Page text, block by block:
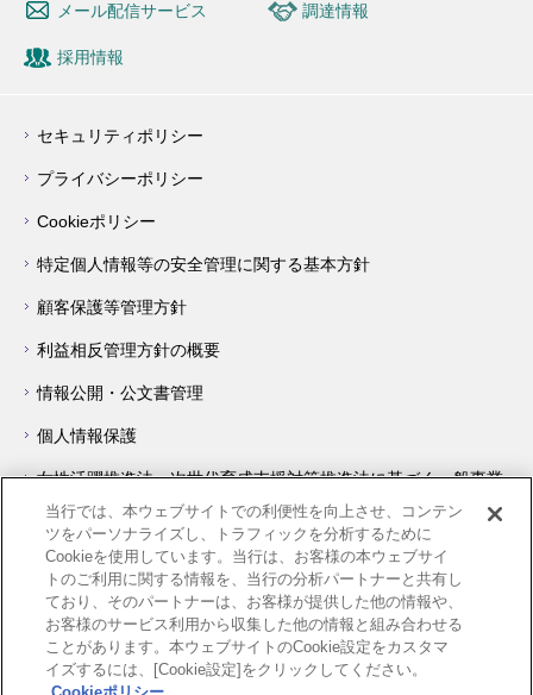
メール配信サービス 調達情報
採用情報
セキュリティポリシー
プライバシーポリシー
Cookieポリシー
特定個人情報等の安全管理に関する基本方針
顧客保護等管理方針
利益相反管理方針の概要
情報公開・公文書管理
個人情報保護
女性活躍推進法・次世代育成支援対策推進法に基づく一般事業
主行動計画について
障害を理由とする差別の解消の推進に関する対応要領
著作権・リンク等について
サイトの使い方
他機関へのリンク
当行では、本ウェブサイトでの利便性を向上させ、コンテン
ツをパーソナライズし、トラフィックを分析するために
Cookieを使用しています。当行は、お客様の本ウェブサイ
トのご利用に関する情報を、当行の分析パートナーと共有し
ており、そのパートナーは、お客様が提供した他の情報や、
お客様のサービス利用から収集した他の情報と組み合わせる
ことがあります。本ウェブサイトのCookie設定をカスタマ
イズするには、[Cookie設定]をクリックしてください。